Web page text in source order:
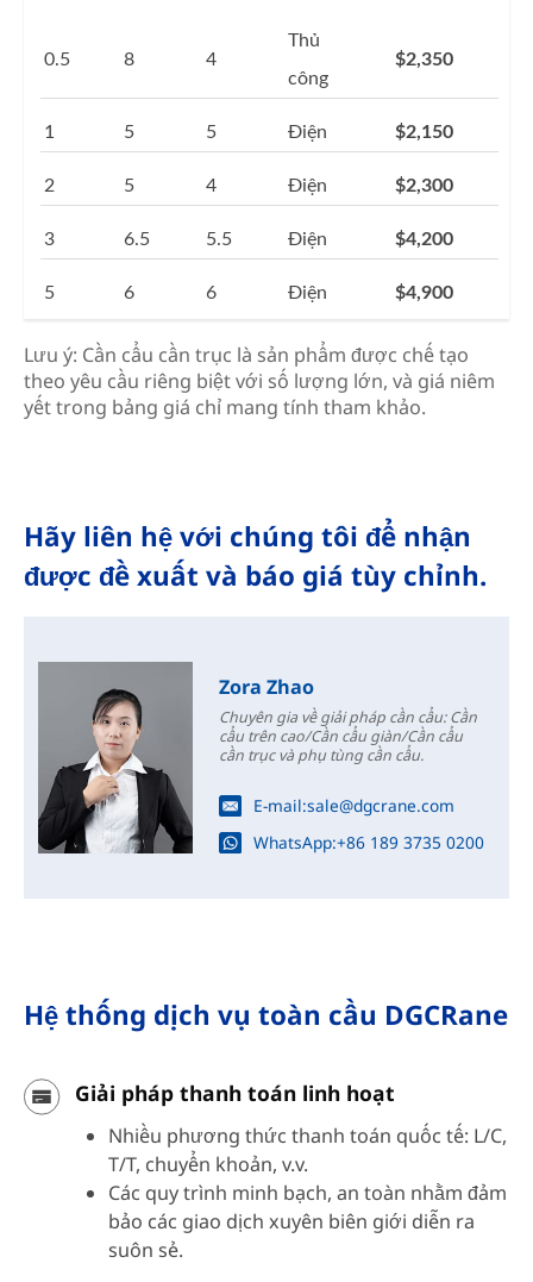
0.5 8 4
Thủ
công
$2,350
1 5 5 Điện $2,150
2 5 4 Điện $2,300
3 6.5 5.5 Điện $4,200
5 6 6 Điện $4,900
Lưu ý: Cần cẩu cần trục là sản phẩm được chế tạo
theo yêu cầu riêng biệt với số lượng lớn, và giá niêm
yết trong bảng giá chỉ mang tính tham khảo.
Hãy liên hệ với chúng tôi để nhận
được đề xuất và báo giá tùy chỉnh.
Zora Zhao
Chuyên gia về giải pháp cần cẩu: Cần
cẩu trên cao/Cần cẩu giàn/Cần cẩu
cần trục và phụ tùng cần cẩu.
E-mail:sale@dgcrane.com
WhatsApp:+86 189 3735 0200
Hệ thống dịch vụ toàn cầu DGCRane
Giải pháp thanh toán linh hoạt
Nhiều phương thức thanh toán quốc tế: L/C,
T/T, chuyển khoản, v.v.
Các quy trình minh bạch, an toàn nhằm đảm
bảo các giao dịch xuyên biên giới diễn ra
suôn sẻ.